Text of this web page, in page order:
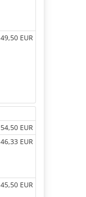
49,50 EUR
54,50 EUR
46,33 EUR
45,50 EUR